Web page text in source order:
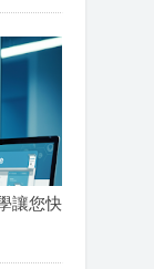
讓您快